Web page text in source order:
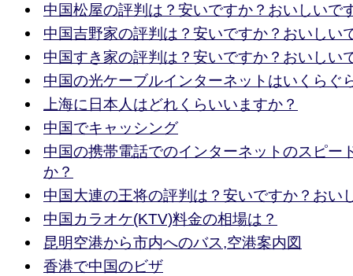
中国松屋の評判は？安いですか？おいしいで
中国吉野家の評判は？安いですか？おいしい
中国すき家の評判は？安いですか？おいしい
中国の光ケーブルインターネットはいくらぐ
上海に日本人はどれくらいいますか？
中国でキャッシング
中国の携帯電話でのインターネットのスピー
か？
中国大連の王将の評判は？安いですか？おい
中国カラオケ(KTV)料金の相場は？
昆明空港から市内へのバス,空港案内図
香港で中国のビザ